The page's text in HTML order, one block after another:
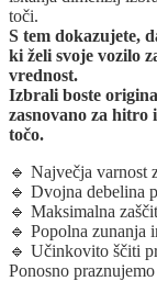
toči.
S tem dokazujete,
ki želi svoje vozilo
vrednost.
Izbrali boste
zasnovano za hitro
točo.
🔹 Največja
🔹 Dvojna debelina
🔹 Maksimalna
🔹 Popolna zunanja
🔹 Učinkovito ščiti
Ponosno